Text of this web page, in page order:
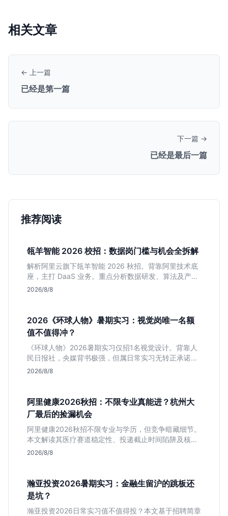
相关文章
← 上一篇
已经是第一篇
下一篇 →
已经是最后一篇
推荐阅读
瓴羊智能 2026 校招：数据岗门槛与机会全拆解
解析阿里云旗下瓴羊智能 2026 秋招。背靠阿里技术底
座，主打 DaaS 业务。重点分析数据研发、算法及产品
岗的硬性要求，评估 B 端数据路线的成长曲线与抗压挑
2026/8/8
2026《环球人物》暑期实习：视觉岗唯一名额
值不值得冲？
《环球人物》2026暑期实习仅招1名视觉设计。背靠人
民日报社，央媒背书极强，但属日常实习无转正承诺。
适合追求高含金量简历、能接受严谨流程的设计生，想
2026/8/8
阿里健康2026秋招：不限专业真能进？杭州大
厂最后的捡漏机会
阿里健康2026秋招不限专业与学历，但竞争暗藏细节。
本文解读其医疗赛道稳定性、投递截止时间陷阱及核心
岗位面试节奏，帮应届生判断是否值得投入。
2026/8/8
瀚亚投资2026暑期实习：金融生留沪的跳板还
是坑？
瀚亚投资2026日常实习值不值得投？本文基于招聘简章